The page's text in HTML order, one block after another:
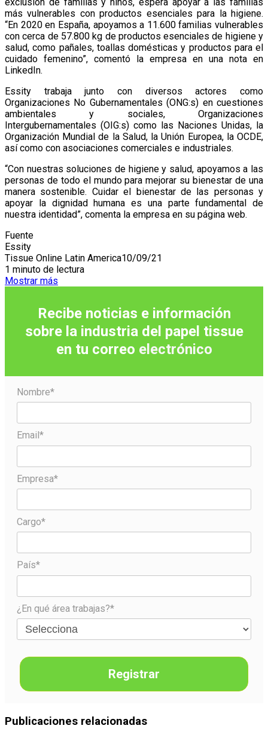
más vulnerables con productos esenciales para la higiene.
“En 2020 en España, apoyamos a 11.600 familias vulnerables
con cerca de 57.800 kg de productos esenciales de higiene y
salud, como pañales, toallas domésticas y productos para el
cuidado femenino”, comentó la empresa en una nota en
LinkedIn.
Essity trabaja junto con diversos actores como
Organizaciones No Gubernamentales (ONG:s) en cuestiones
ambientales y sociales, Organizaciones
Intergubernamentales (OIG:s) como las Naciones Unidas, la
Organización Mundial de la Salud, la Unión Europea, la OCDE,
así como con asociaciones comerciales e industriales.
“Con nuestras soluciones de higiene y salud, apoyamos a las
personas de todo el mundo para mejorar su bienestar de una
manera sostenible. Cuidar el bienestar de las personas y
apoyar la dignidad humana es una parte fundamental de
nuestra identidad”, comenta la empresa en su página web.
Fuente
Essity
Tissue Online Latin America10/09/21
1 minuto de lectura
Mostrar más
Recibe noticias e información
sobre la industria del papel tissue
en tu correo electrónico
Nombre*
Email*
Empresa*
Cargo*
País*
¿En qué área trabajas?*
Registrar
Publicaciones relacionadas